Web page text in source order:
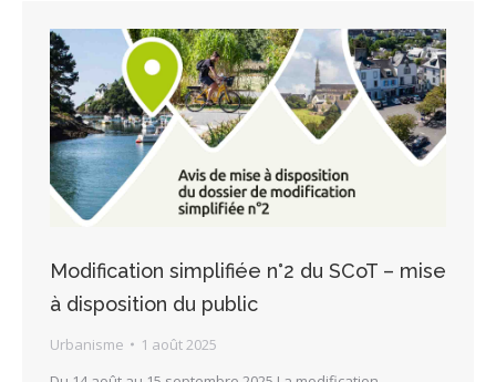
Modification simplifiée n°2 du SCoT – mise
à disposition du public
Urbanisme
1 août 2025